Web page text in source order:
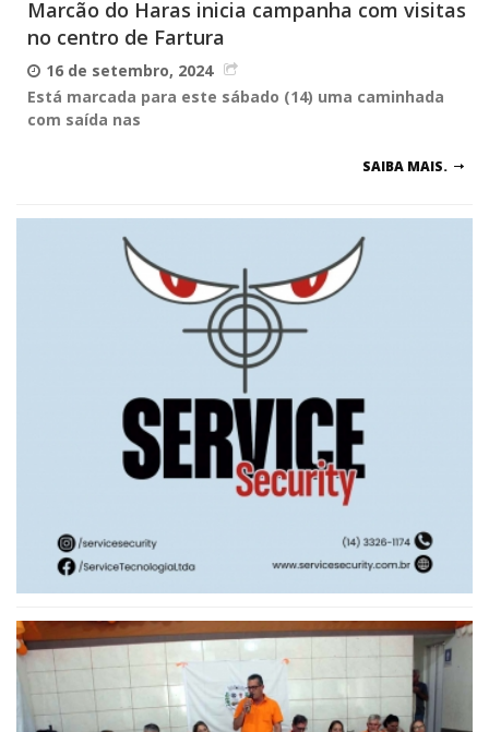
Marcão do Haras inicia campanha com visitas
no centro de Fartura
16 de setembro, 2024
Está marcada para este sábado (14) uma caminhada
com saída nas
SAIBA MAIS.